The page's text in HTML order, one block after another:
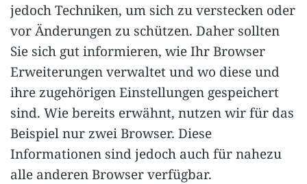
jedoch Techniken, um sich zu verstecken oder
vor Änderungen zu schützen. Daher sollten
Sie sich gut informieren, wie Ihr Browser
Erweiterungen verwaltet und wo diese und
ihre zugehörigen Einstellungen gespeichert
sind. Wie bereits erwähnt, nutzen wir für das
Beispiel nur zwei Browser. Diese
Informationen sind jedoch auch für nahezu
alle anderen Browser verfügbar.